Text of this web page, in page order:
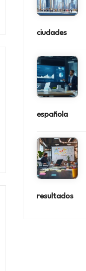
ciudades
española
resultados